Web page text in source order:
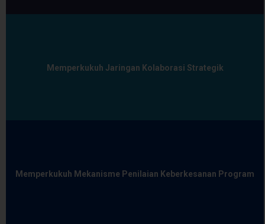
Memperkukuh Jaringan Kolaborasi Strategik
Memperkukuh Mekanisme Penilaian Keberkesanan Program